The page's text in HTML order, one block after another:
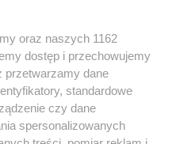
Płonią
mogą wypłynąć!
oraz naszych 1162
dostęp i przechowujemy
przetwarzamy dane
standardowe
czy dane
spersonalizowanych